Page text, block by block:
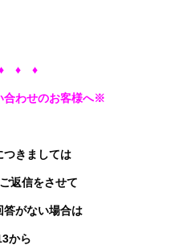
♦ ♦ ♦
わせのお客様へ※
つきましては
返信をさせて
答がない場合は
から